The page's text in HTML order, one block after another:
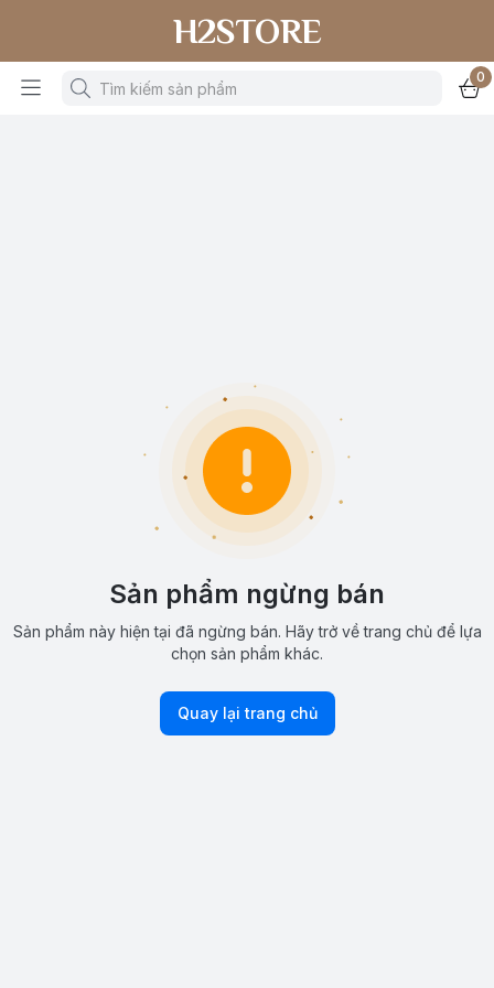
H2STORE
0
Sản phẩm ngừng bán
Sản phẩm này hiện tại đã ngừng bán. Hãy trở về trang chủ để lựa
chọn sản phẩm khác.
Quay lại trang chủ